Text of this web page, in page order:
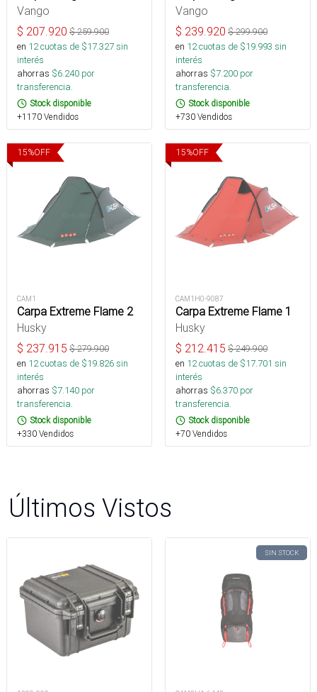
Vango
$ 207.920 $259.900
en 12cuotas de $17.327sin
interés
ahorras $6.240 por
transferencia.
Stock disponible
+1170 Vendidos
Vango
$ 239.920 $299.900
en 12cuotas de $19.993 sin
interés
ahorras $7.200 por
transferencia.
Stock disponible
+730 Vendidos
15%OFF
CAM1
Carpa Extreme Flame 2
Husky
$ 237.915 $279.900
en 12cuotas de $19.826sin
interés
ahorras $7.140 por
transferencia.
Stock disponible
+330 Vendidos
15%OFF
CAM1H0-9087
Carpa Extreme Flame 1
Husky
$ 212.415 $249.900
en 12cuotas de $17.701 sin
interés
ahorras $6.370 por
transferencia.
Stock disponible
+70 Vendidos
Últimos Vistos
SIN STOCK